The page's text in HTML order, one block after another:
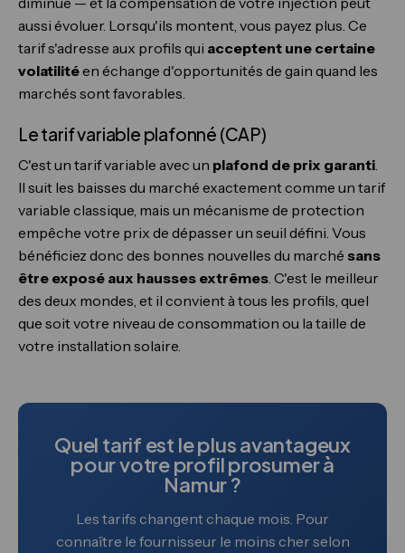
aussi évoluer. Lorsqu'ils montent, vous payez plus. Ce
tarif s'adresse aux profils qui acceptent une certaine
volatilitéen échange d'opportunités de gain quand les
marchés sont favorables.
Le tarif variable plafonné (CAP)
C'est un tarif variable avec un plafond de prix garanti
Il suit les baisses du marché exactement comme un tarif
variable classique, mais un mécanisme de protection
empêche votre prix de dépasser un seuil défini. Vous
bénéficiez donc des bonnes nouvelles du marché sans
être exposé aux hausses extrêmes . C'est le meilleur
des deux mondes, et il convient à tous les profils, quel
que soit votre niveau de consommation ou la taille de
votre installation solaire.
Quel tarif est le plus avantageux
pour votre profil prosumer à
Namur ?
Les tarifs changent chaque mois. Pour
connaître le fournisseur le moins cher selon